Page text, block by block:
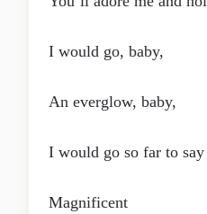
I would go, baby,
An everglow, baby,
I would go so far to
Magnificent